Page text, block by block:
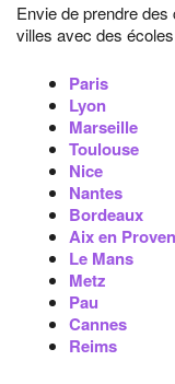
Envie de prendre
villes avec des
Paris
Lyon
Marseille
Toulouse
Nice
Nantes
Bordeaux
Aix en
Le Mans
Metz
Pau
Cannes
Reims